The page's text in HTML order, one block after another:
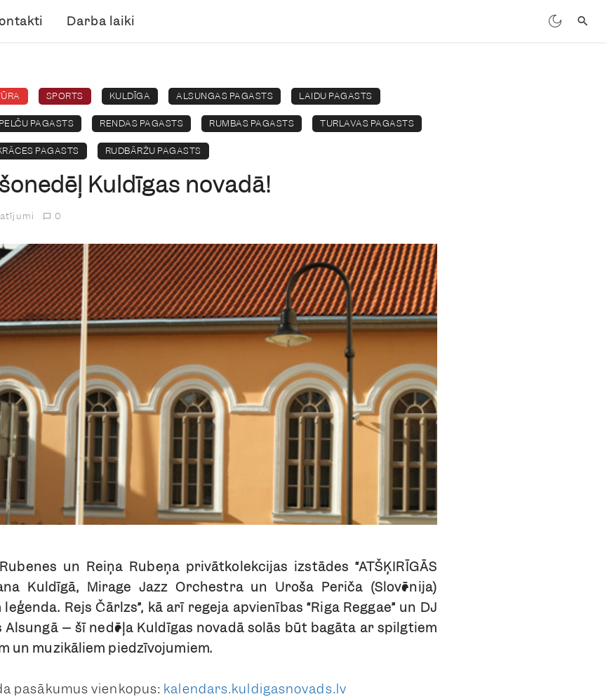
Darba laiki
SPORTS KULDĪGA ALSUNGAS PAGASTS LAIDU PAGASTS
PELČU PAGASTS RENDAS PAGASTS RUMBAS PAGASTS TURLAVAS PAGASTS
PAGASTS RUDBĀRŽU PAGASTS
Kuldīgas novadā!
0
un Reiņa Rubeņa privātkolekcijas izstādes “ATŠĶIRĪGĀS
Kuldīgā, Mirage Jazz Orchestra un Uroša Periča (Slovēnija)
Rejs Čārlzs”, kā arī regeja apvienības “Riga Reggae” un DJ
Alsungā – šī nedēļa Kuldīgas novadā solās būt bagāta ar spilgtiem
un muzikāliem piedzīvojumiem.
pasākumus vienkopus: kalendars.kuldigasnovads.lv